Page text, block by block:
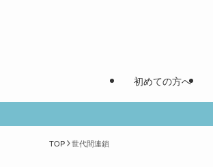
初めての方へ
TOP 世代間連鎖